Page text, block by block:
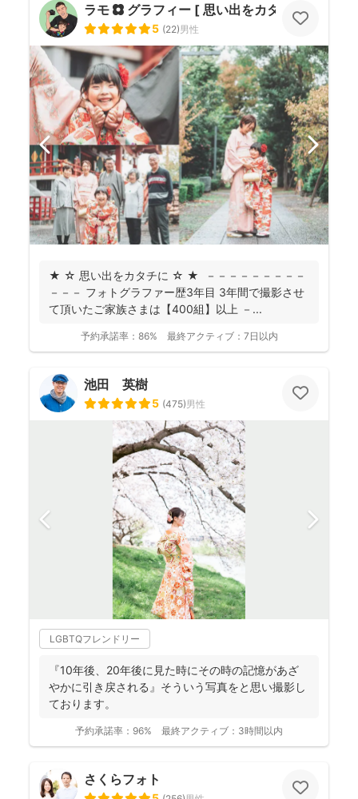
ラモ ✿ グラフィー [ 思い出をカタチに ]
5 (22)男性
★ ☆ 思い出をカタチに ☆ ★ －－－－－－－－－
－－－ フォトグラファー歴3年目 3年間で撮影させ
て頂いたご家族さまは【400組】以上 －...
予約承諾率： 86% 最終アクティブ： 7日以内
池田 英樹
5 (475)男性
LGBTQフレンドリー
『10年後、20年後に見た時にその時の記憶があざ
やかに引き戻される』そういう写真をと思い撮影し
ております。
予約承諾率： 96% 最終アクティブ： 3時間以内
さくらフォト